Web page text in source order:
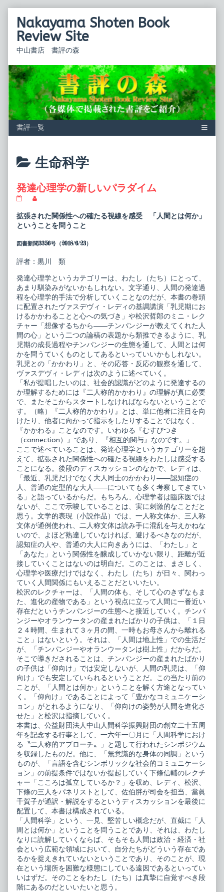
contentNakayama Shoten Book
Review Site
中山書店 書評の森
Posts
categoriezed
as
生命科学
発達心理学の新しいパラダイム
心
理
学
新
い
パ
ラ
ダ
イ
ム
published
on
posts
by
the
of
達
心
理
学
の
新
し
い
パ
ラ
ダ
イ
ム,
拡張された関係性への確たる視線を感受 「人間とは何か」
ということを問うこと
図書新聞3356号（2018/6/23）
評者：黒川 類
発達心理学というカテゴリーは、わたし（たち）にとって、
あまり馴染みがないかもしれない。文字通り、人間の発達過
程を心理学的手法で分析していくことなのだが、本書の巻頭
に配置されたヴァスデヴィ・レディの基調講演「乳児期にお
けるかかわることと心への気づき」や松沢哲郎のミニ・レク
チャー「想像するちから――チンパンジーが教えてくれた人
間の心」という二つの論稿の表題から類推できるように、乳
児期の成長過程やチンパンジーの生態を通して、人間とは何
かを問うていくものとしてあるといっていいかもしれない。
乳児との「かかわり」と、その応答・反応の観察を通して、
ヴァスデヴィ・レディは次のように述べていく。
「私が提唱したいのは、社会的認識がどのように発達するの
か理解するためには『二人称的かかわり』の理解が真に必要
で、またそこからスタートしなければならないということで
す。（略）『二人称的かかわり』とは、単に他者に注目を向
けたり、他者に向かって指示をしたりすることではなく、
『かかわる』ことなのです。いわゆる『むすびつき
（connection）』であり、『相互的関与』なのです。」
ここで述べていることは、発達心理学というカテゴリーを超
えて、拡張された関係性への確たる視線をわたしは感受する
ことになる。後段のディスカッションのなかで、レディは、
「最近、乳児だけでなく大人同士のかかわり――認知症の
人、普通の定型的な大人――についても多く考察してきてい
る」と語っているからだ。もちろん、心理学者は臨床医では
ないが、ここで示唆していることは、実に刺激的なことだと
思う。文学的表現（小説作品）では、一人称文体か、三人称
文体が通例使われ、二人称文体は読み手に混乱を与えかねな
いので、よほど熟達していなければ、避けるべきなのだが、
認知症の人や、普通の大人に向きあうには、「わたし」と
「あなた」という関係性を醸成していかない限り、距離が近
接していくことはないのは明白だ。このことは、まさしく、
心理学や医療だけではなく、わたし（たち）が日々、関わっ
ていく人間関係にもいえることだといいたい。
松沢のレクチャーは、「人間の体も、そして心のきずなもま
た、進化の産物である」という視点に立って人間に一番近い
存在だというチンパンジーの生態へと接近していく。チンパ
ンジーやオランウータンの産まれたばかりの子供は、「１日
２４時間、生まれて３ヶ月の間、一時もお母さんから離れる
こと」はないという。それは、「人間は地上性」での生活だ
が、「チンパンジーやオランウータンは樹上性」だからだ。
そこで導きだされることは、チンパンジーの産まれたばかり
の子供は「仰向け」では安定しないが、人間の乳児は、「仰
向け」でも安定していられるということだ。この当たり前の
ことが、「人間とは何か」ということを解く方途となってい
く。「仰向け」であることによって「豊かなコミュニケーシ
ョン」がとれるようになり、「仰向けの姿勢が人間を進化さ
せた」と松沢は指摘していく。
本書は、公益財団法人中山人間科学振興財団の創立二十五周
年を記念する行事として、一六年一〇月に「人間科学におけ
る〝二人称的アプローチ〟」と題して行われたシンポジウム
を収録したものだ。他に、「無意識的な身体の同調」という
ものが、「言語を含むシンボリックな社会的コミュニケーシ
ョン」の前提条件ではないか提起していく下條信輔のレクチ
ャー「こころは孤立しているか？」を収め、レディ、松沢、
下條の三人をパネリストとして、佐伯胖が司会を担当、當眞
千賀子が通訳・解説をするというディスカッションを最後に
配置して、本書は構成されている。
「人間科学」という、一見、堅苦しい概念だが、直截に「人
間とは何か」ということを問うことであり、それは、わたし
なりに読解していくならば、そもそも人間は政治・経済・社
会という広範な領域において、自分たちがどういう存在であ
るかを捉えきれていないということであり、そのことが、現
在という場所を困難な様態にしている遠因であるといってい
いはずだ。そのことをわたし（たち）は真摯に自覚すべき段
階にあるのだといいたいと思う。